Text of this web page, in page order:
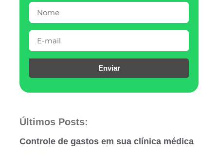
Enviar
Últimos Posts:
Controle de gastos em sua clínica médica